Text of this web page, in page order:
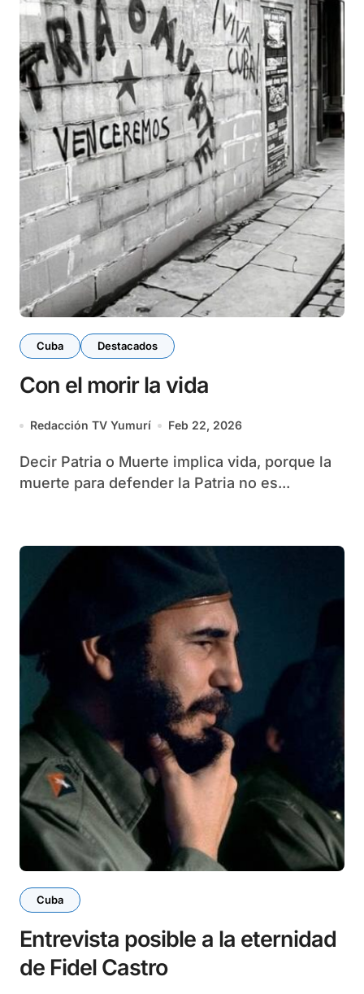
Cuba Destacados
Con el morir la vida
Redacción TV Yumurí Feb 22, 2026
Decir Patria o Muerte implica vida, porque la
muerte para defender la Patria no es...
Cuba
Entrevista posible a la eternidad
de Fidel Castro